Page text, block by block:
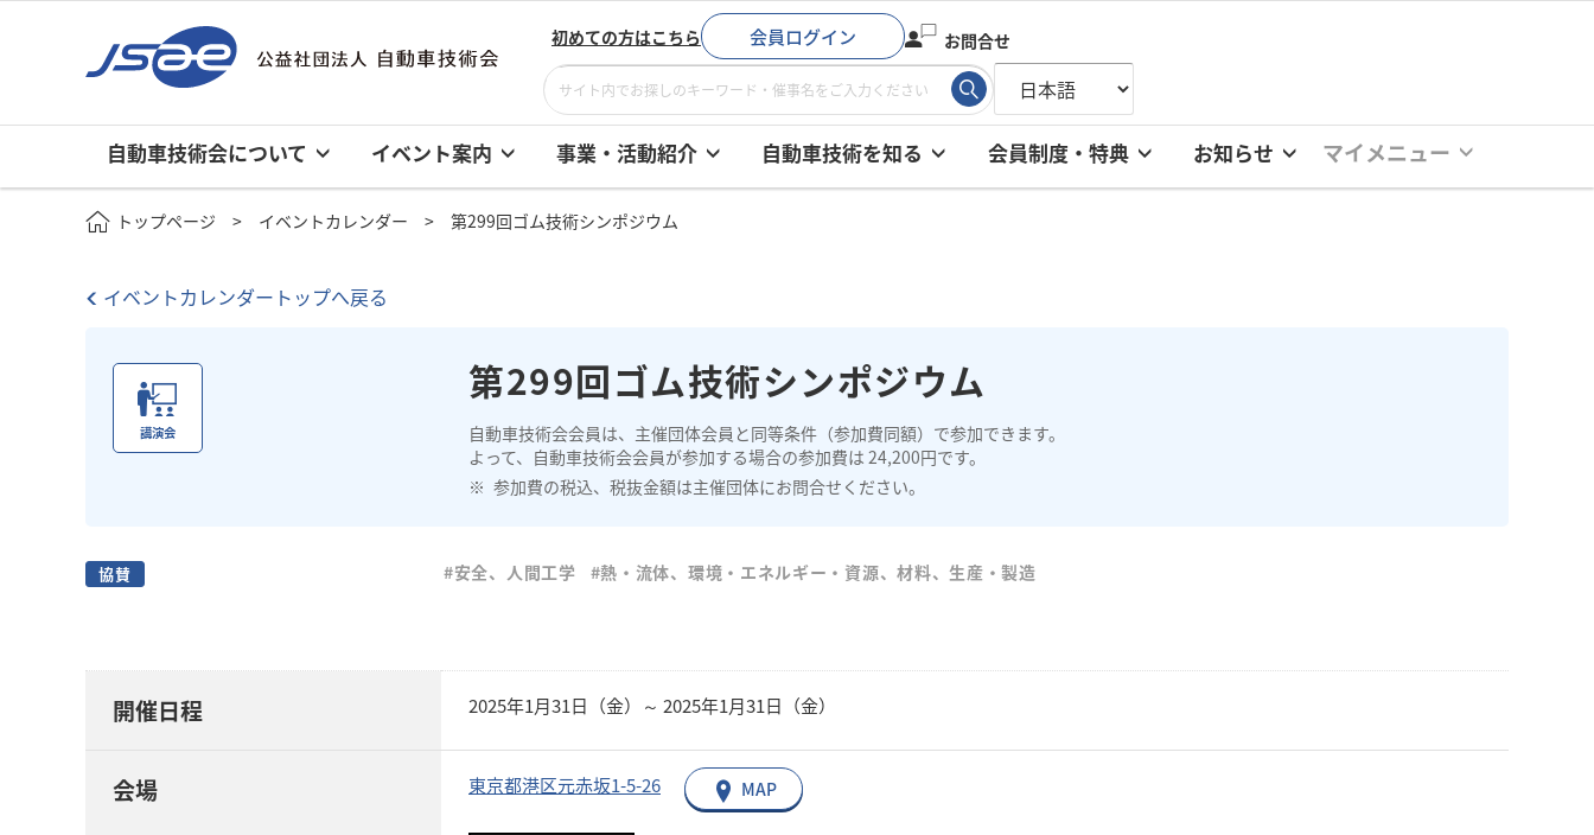
初めての方はこちら 会員ログイン お問合せ
自動車技術会について イベント案内 事業・活動紹介 自動車技術を知る 会員制度・特典 お知らせ マイメニュー
トップページ イベントカレンダー 第299回ゴム技術シンポジウム
イベントカレンダートップへ戻る
第299回ゴム技術シンポジウム
自動車技術会会員は、主催団体会員と同等条件（参加費同額）で参加できます。
よって、自動車技術会会員が参加する場合の参加費は 24,200円です。
参加費の税込、税抜金額は主催団体にお問合せください。
講演会
協賛 #安全、人間工学 #熱・流体、環境・エネルギー・資源、材料、生産・製造
開催日程 2025年1月31日（金）～ 2025年1月31日（金）
会場 東京都港区元赤坂1-5-26 MAP